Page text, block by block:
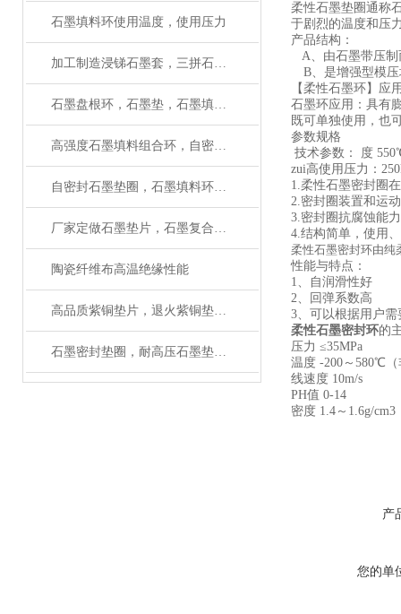
石墨填料环使用温度，使用压力
加工制造浸锑石墨套，三拼石墨环厂家（质量保证）
石墨盘根环，石墨垫，石墨填料环应用及性能
高强度石墨填料组合环，自密封石墨环厂家
自密封石墨垫圈，石墨填料环作用与用途
厂家定做石墨垫片，石墨复合垫片规格齐全
陶瓷纤维布高温绝缘性能
高品质紫铜垫片，退火紫铜垫圈厂家
石墨密封垫圈，耐高压石墨垫片用在什么地方
柔性石墨垫圈通称
于剧烈的温度和压
产品结构：
A、由石墨带压制
B、是增强型模压
【柔性石墨环】应
石墨环应用：具有
既可单独使用，也
参数规格
技术参数： 度
zui高使用压力：
1.柔性石墨密封圈
2.密封圈装置和运
3.密封圈抗腐蚀能
4.结构简单，使用
柔性石墨密封环由纯
性能与特点：
1、自润滑性好
2、回弹系数高
3、可以根据用户需
柔性石墨密封环的
压力 ≤35MPa
温度 -200～580℃
线速度 10m/s
PH值 0-14
密度 1.4～1.6g/cm3
产
您的单